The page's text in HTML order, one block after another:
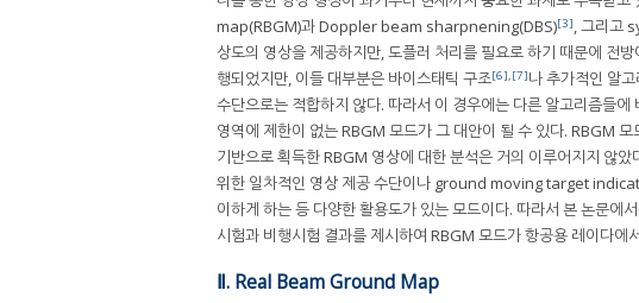
map(RBGM)과 Doppler beam sharpnening(DBS)[3], 그리고
상도의 영상을 제공하지만, 도플러 처리를 필요로 하기 때문에 전
행되었지만, 이들 대부분은 바이스태틱 구조[6] [7]나 추가적인 알
수단으로는 적합하지 않다. 따라서 이 경우에는 다른 알고리즘들
영역에 제한이 없는 RBGM 모드가 그 대안이 될 수 있다. RBGM
기반으로 획득한 RBGM 영상에 대한 분석은 거의 이루어지지 않
위한 일차적인 영상 제공 수단이나 ground moving target
이하게 하는 등 다양한 활용도가 있는 모드이다. 따라서 본 논문에
시험과 비행시험 결과를 제시하여 RBGM 모드가 항공용 레이다
Ⅱ. Real Beam Ground Map